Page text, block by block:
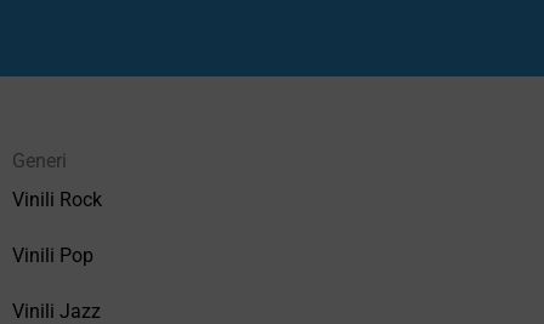
Generi
Vinili Rock
Vinili Pop
Vinili Jazz